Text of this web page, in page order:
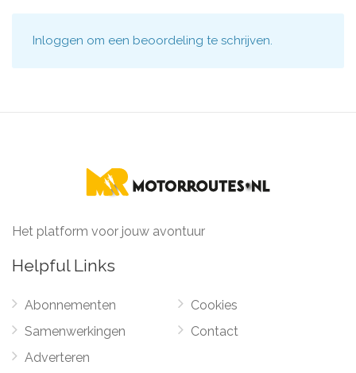
Inloggen om een beoordeling te schrijven.
Het platform voor jouw avontuur
Helpful Links
Abonnementen
Samenwerkingen
Adverteren
Cookies
Contact